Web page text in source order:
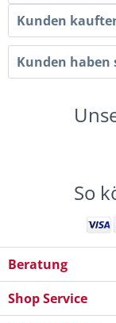
Kunden
Kunden haben
So
Beratung
Shop Service